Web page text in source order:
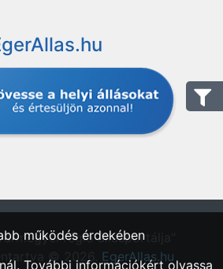
régió állásportálja"
© 2026. EgerAllas.hu
működés érdekében
További információkért olvassa